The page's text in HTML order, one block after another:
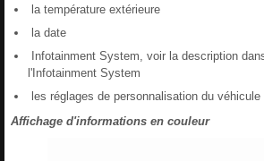
la température extérieure
la date
Infotainment System, voir la description
l'Infotainment System
les réglages de personnalisation du véhicule
Affichage d'informations en couleur